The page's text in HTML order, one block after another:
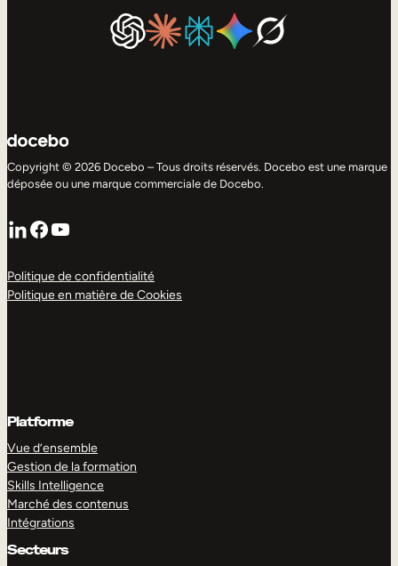
Copyright © 2026 Docebo – Tous droits réservés. Docebo est une marque
déposée ou une marque commerciale de Docebo.
LinkedIn
Facebook
YouTube
Politique de confidentialité
Politique en matière de Cookies
Platforme
Vue d’ensemble
Gestion de la formation
Skills Intelligence
Marché des contenus
Intégrations
Secteurs